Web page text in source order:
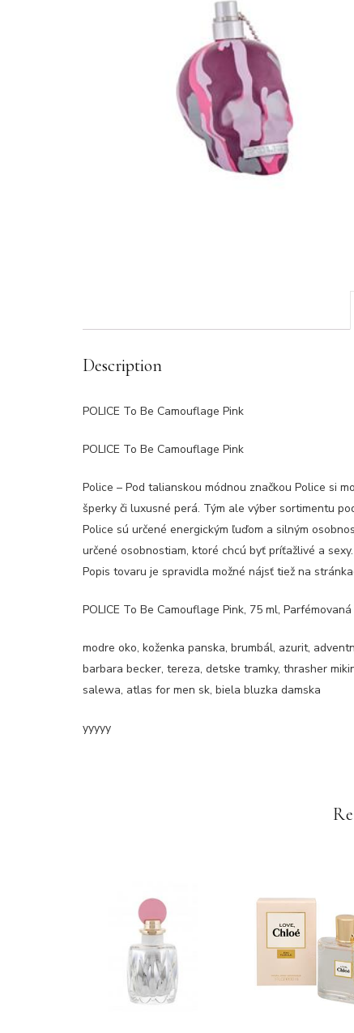
Description
POLICE To Be Camouflage Pink
POLICE To Be Camouflage Pink
Police – Pod talianskou módnou značkou Police si
šperky či luxusné perá. Tým ale výber sortimentu
Police sú určené energickým ľuďom a silným
určené osobnostiam, ktoré chcú byť príťažlivé a sexy.
Popis tovaru je spravidla možné nájsť tiež na
POLICE To Be Camouflage Pink, 75 ml,
modre oko, koženka panska, brumbál, azurit,
barbara becker, tereza, detske tramky, thrasher
salewa, atlas for men sk, biela bluzka damska
yyyyy